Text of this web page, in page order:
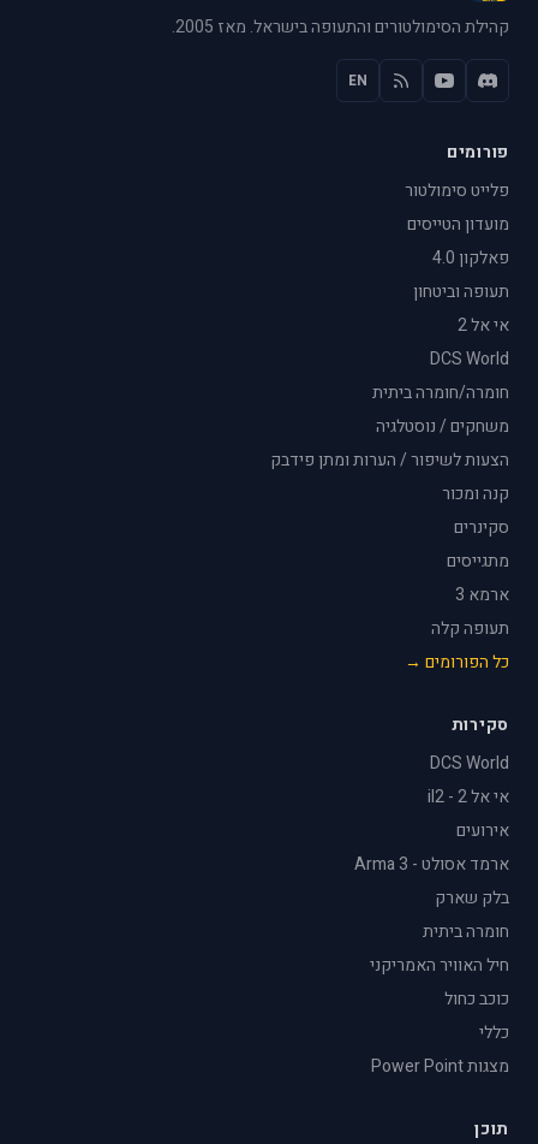
קהילת הסימולטורים והתעופה בישראל. מאז 2005.
EN
פורומים
פלייט סימולטור
מועדון הטייסים
פאלקון 4.0
תעופה וביטחון
אי אל 2
DCS World
חומרה/חומרה ביתית
משחקים / נוסטלגיה
הצעות לשיפור / הערות ומתן פידבק
קנה ומכור
סקינרים
מתגייסים
ארמא 3
תעופה קלה
כל הפורומים →
סקירות
DCS World
אי אל 2 - il2
אירועים
ארמד אסולט - Arma 3
בלק שארק
חומרה ביתית
חיל האוויר האמריקני
כוכב כחול
כללי
מצגות Power Point
תוכן